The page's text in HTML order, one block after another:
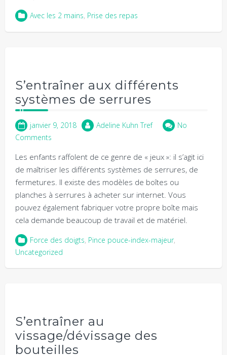
Avec les 2 mains, Prise des repas
S’entraîner aux différents
systèmes de serrures
janvier 9, 2018 Adeline Kuhn Tref
No
Comments
Les enfants raffolent de ce genre de « jeux »: il s’agit ici
de maîtriser les différents systèmes de serrures, de
fermetures. Il existe des modèles de boîtes ou
planches à serrures à acheter sur internet. Vous
pouvez également fabriquer votre propre boîte mais
cela demande beaucoup de travail et de matériel.
Force des doigts, Pince pouce-index-majeur,
Uncategorized
S’entraîner au
vissage/dévissage des
bouteilles